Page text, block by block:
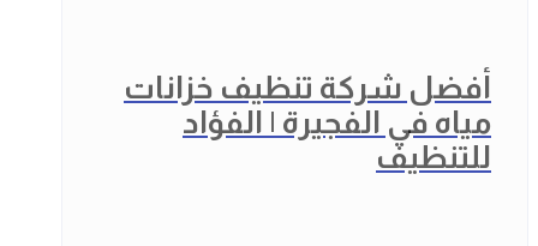
أفضل شركة تنظيف خزانات
مياه في الفجيرة | الفؤاد
للتنظيف